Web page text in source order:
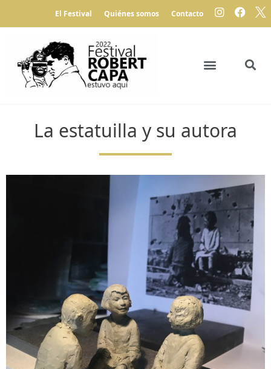
El Festival Quiénes somos Contacto
La estatuilla y su autora